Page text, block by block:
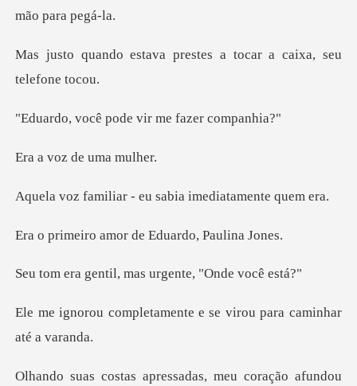
prestes a tocar a caix
pode vir me f
z de uma
r - eu sabia imedi
amor de Eduardo
il, mas urgente,
mente e se virou para c
ressadas, meu coração